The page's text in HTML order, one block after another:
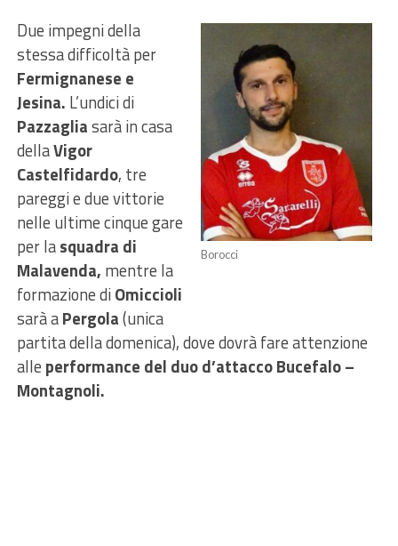
Borocci
Due impegni della
stessa difficoltà per
Fermignanese e
Jesina. L’undici di
Pazzagliasarà in casa
dellaVigor
Castelfidardo, tre
pareggi e due vittorie
nelle ultime cinque gare
per lasquadra di
Malavenda, mentre la
formazione diOmiccioli
sarà aPergola(unica
partita della domenica), dove dovrà fare attenzione
alle performance del duo d’attacco Bucefalo –
Montagnoli.